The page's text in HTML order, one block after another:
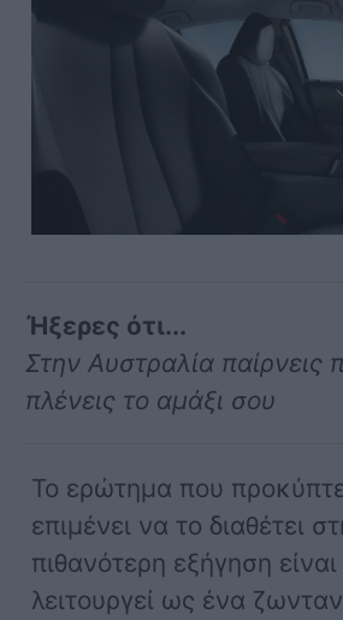
Ήξερες ότι...
Στην Αυστραλία παίρνεις
πλένεις το αμάξι σου
Το ερώτημα που
επιμένει να το διαθέτει
πιθανότερη εξήγηση
λειτουργεί ως ένα